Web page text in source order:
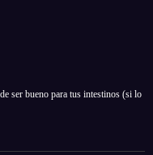
ser bueno para tus intestinos (si lo